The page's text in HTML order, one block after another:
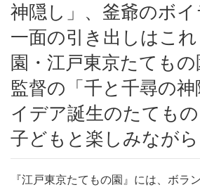
神隠し」、釜爺のボ
一面の引き出しはこ
園・江戸東京たても
監督の「千と千尋の
イデア誕生のたても
子どもと楽しみなが
『江戸東京たてもの園』には、ボラ